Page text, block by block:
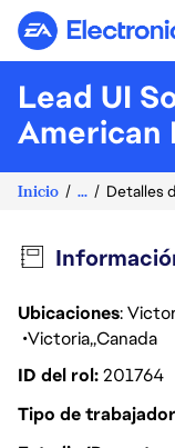
Lead UI
American
Inicio ... Detalles
Ubicaciones:
Victoria Canada
ID del rol201764
Tipo de